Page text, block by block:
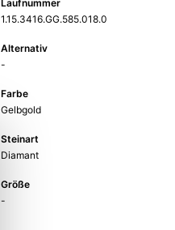
Laufnummer
1.15.3416.GG.585.018.0
Alternativ
-
Farbe
Gelbgold
Steinart
Diamant
Größe
-